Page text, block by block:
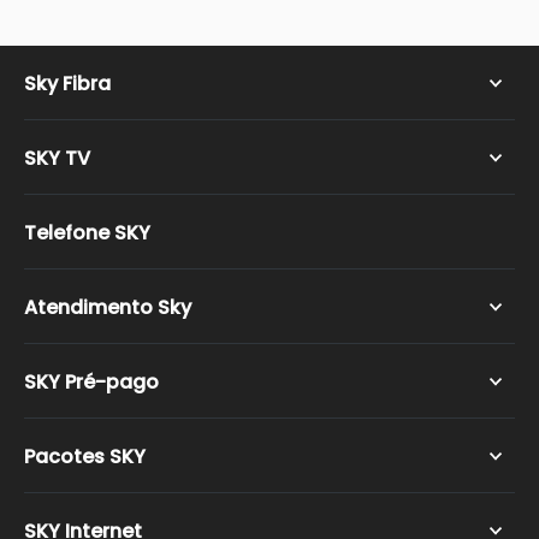
Sky Fibra
SKY TV
SKY Easy HD
SKY Mega HD
SKY Media Center HD
Telefone SKY
Atendimento Sky
SKY Pré-pago
SKY Smart SD
Pacotes SKY
SKY Internet